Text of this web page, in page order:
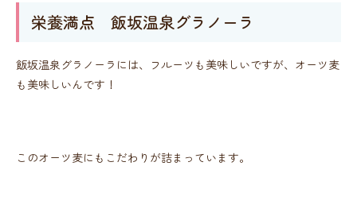
栄養満点 飯坂温泉グラノーラ
飯坂温泉グラノーラには、フルーツも美味しいですが、オーツ麦
も美味しいんです！
このオーツ麦にもこだわりが詰まっています。